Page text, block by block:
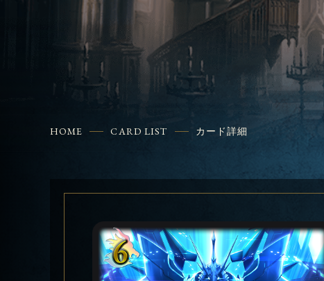
HOME CARD LIST カード詳細